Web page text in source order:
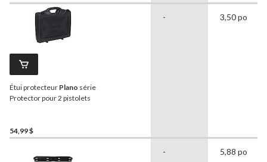
Étui protecteur Plano série
Protector pour 2 pistolets
54,99 $
- 3,50 po
- 5,88 po